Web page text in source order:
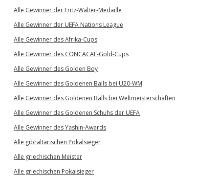
Alle Gewinner der Fritz-Walter-Medaille
Alle Gewinner der UEFA Nations League
Alle Gewinner des Afrika-Cups
Alle Gewinner des CONCACAF-Gold-Cups
Alle Gewinner des Golden Boy
Alle Gewinner des Goldenen Balls bei U20-WM
Alle Gewinner des Goldenen Balls bei Weltmeisterschaften
Alle Gewinner des Goldenen Schuhs der UEFA
Alle Gewinner des Yashin-Awards
Alle gibraltarischen Pokalsieger
Alle griechischen Meister
Alle griechischen Pokalsieger